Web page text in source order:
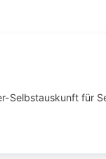
Selbstauskunft für